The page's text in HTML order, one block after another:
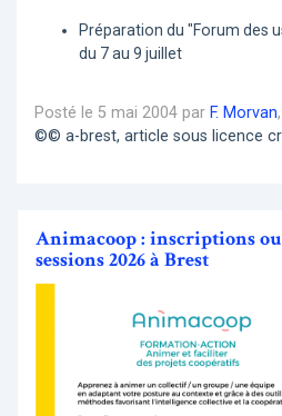
Préparation du "Forum des
du 7 au 9 juillet
Posté le 5 mai 2004 par F. Morvan,
©© a-brest, article sous licence
Animacoop : inscriptions
sessions 2026 à Brest